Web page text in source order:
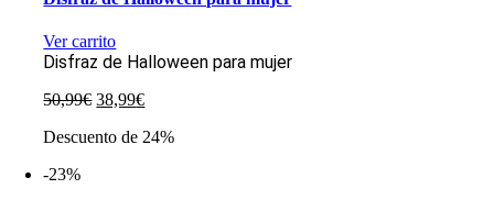
Ver carrito
Disfraz de Halloween para mujer
50,99€ El
original
38,99€El
actual
Descuento de 24%
-23%